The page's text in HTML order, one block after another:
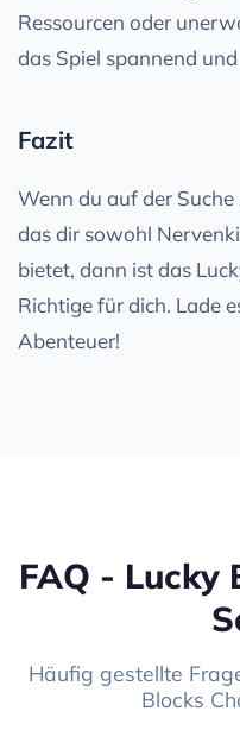
Ressourcen oder
das Spiel spannend
Fazit
Wenn du auf der
das dir sowohl
bietet, dann ist das
Richtige für dich. Lade
Abenteuer!
FAQ - Lucky
Häufig gestellte
Blocks